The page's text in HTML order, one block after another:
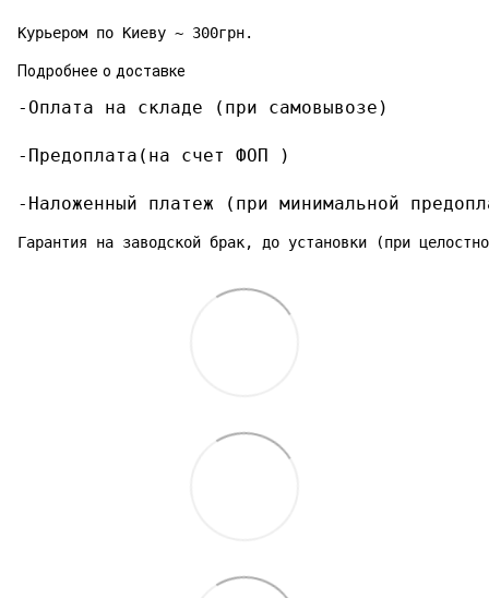
Курьером по Киеву ~ 300грн.
Подробнее о доставке
-Оплата на складе (при самовывозе)
-Предоплата(на счет ФОП )
-Наложенный платеж (при минимальной
Гарантия на заводской брак, до установки (при